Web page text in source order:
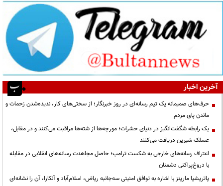
آخرین اخبار
حرف‌های صمیمانه یک تیم رسانه‌ای در روز خبرنگار؛ از سختی‌های کار، ندیده‌شدن زحمات و
ماندن پای مردم
یک رابطه شگفت‌انگیز در دنیای حشرات؛ مورچه‌ها از شته‌ها مراقبت می‌کنند و در مقابل،
عسلک شیرین دریافت می‌کنند
اعتراف رسانه‌های خارجی به شکست ترامپ؛ حاصل مجاهدت رسانه‌های انقلابی در مقابله
با دروغ‌پراکنی دشمنان
پاتریشیا مارینز با اشاره به توافق امنیتی سه‌جانبه ریاض، اسلام‌آباد و آنکارا، آن را نشانه‌ای